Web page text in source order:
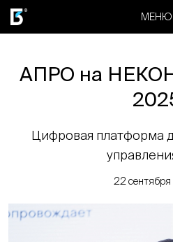
МЕНЮ
АПРО на
Цифровая платформа
22